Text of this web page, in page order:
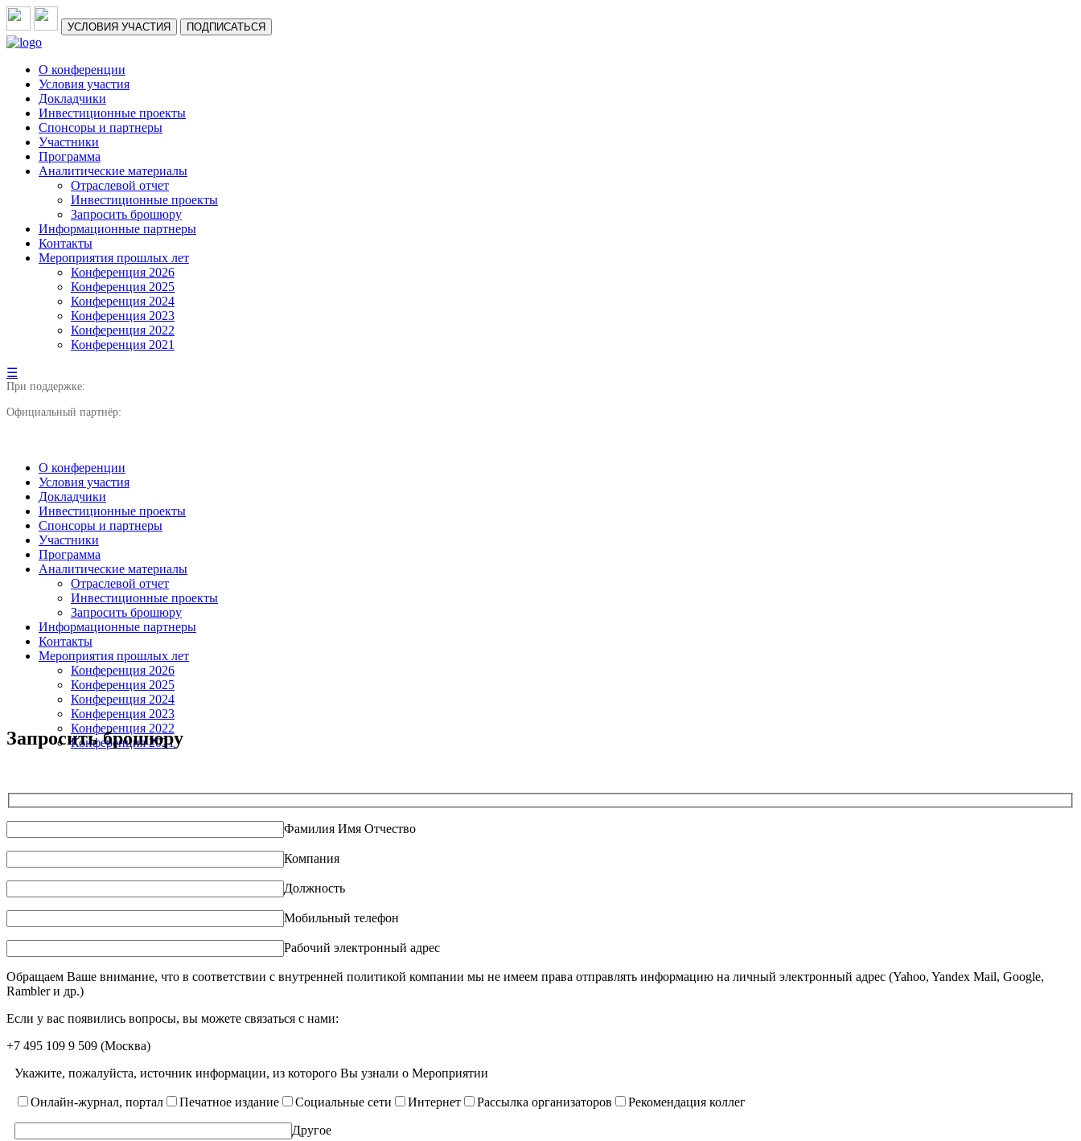
УСЛОВИЯ УЧАСТИЯ ПОДПИСАТЬСЯ
О конференции
Условия участия
Докладчики
Инвестиционные проекты
Спонсоры и партнеры
Участники
Программа
Аналитические материалы
Отраслевой отчет
Инвестиционные проекты
Запросить брошюру
Информационные партнеры
Контакты
Мероприятия прошлых лет
Конференция 2026
Конференция 2025
Конференция 2024
Конференция 2023
Конференция 2022
Конференция 2021
☰
При поддержке:
Официальный партнёр:
О конференции
Условия участия
Докладчики
Инвестиционные проекты
Спонсоры и партнеры
Участники
Программа
Аналитические материалы
Отраслевой отчет
Инвестиционные проекты
Запросить брошюру
Информационные партнеры
Контакты
Мероприятия прошлых лет
Конференция 2026
Конференция 2025
Конференция 2024
Конференция 2023
Конференция 2022
Конференция 2021
Запросить брошюру
Фамилия Имя Отчество
Компания
Должность
Мобильный телефон
Рабочий электронный адрес
Обращаем Ваше внимание, что в соответствии с внутренней политикой компании мы не имеем права отправлять информацию на личный электронный адрес (Yahoo, Yandex Mail, Google,
Rambler и др.)
Если у вас появились вопросы, вы можете связаться с нами:
+7 495 109 9 509 (Москва)
Укажите, пожалуйста, источник информации, из которого Вы узнали о Мероприятии
Онлайн-журнал, портал Печатное издание Социальные сети Интернет Рассылка организаторов Рекомендация коллег
Другое